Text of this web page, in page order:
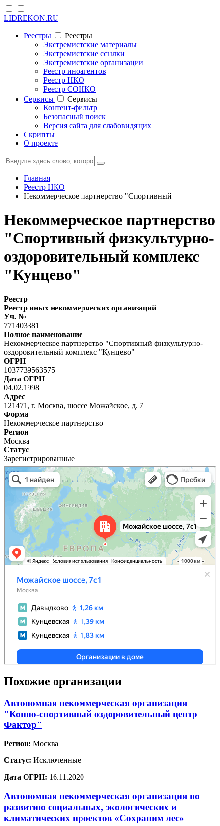
LIDREKON.RU
Реестры
Реестры
Экстремистские материалы
Экстремистские ссылки
Экстремистские организации
Реестр иноагентов
Реестр НКО
Реестр СОНКО
Cервисы
Cервисы
Контент-фильтр
Безопасный поиск
Версия сайта для слабовидящих
Скрипты
О проекте
Главная
Реестр НКО
Некоммерческое партнерство "Спортивный
Некоммерческое партнерство
"Спортивный физкультурно-
оздоровительный комплекс
"Кунцево"
Реестр
Реестр иных некоммерческих организаций
Уч. №
771403381
Полное наименование
Некоммерческое партнерство "Спортивный физкультурно-
оздоровительный комплекс "Кунцево"
ОГРН
1037739563575
Дата ОГРН
04.02.1998
Адрес
121471, г. Москва, шоссе Можайское, д. 7
Форма
Некоммерческое партнерство
Регион
Москва
Статус
Зарегистрированные
Похожие организации
Автономная некоммерческая организация
"Конно-спортивный оздоровительный центр
Фактор"
Регион: Москва
Статус: Исключенные
Дата ОГРН: 16.11.2020
Автономная некоммерческая организация по
развитию социальных, экологических и
климатических проектов «Сохраним лес»